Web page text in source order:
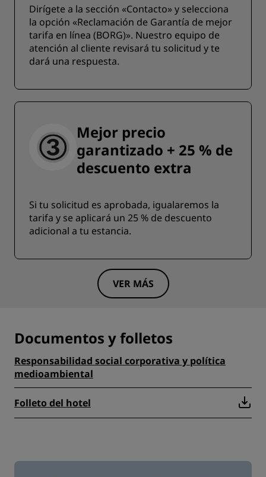
Dirígete a la sección «Contacto» y selecciona
la opción «Reclamación de Garantía de mejor
tarifa en línea (BORG)». Nuestro equipo de
atención al cliente revisará tu solicitud y te
dará una respuesta.
Mejor precio
garantizado + 25 % de
descuento extra
Si tu solicitud es aprobada, igualaremos la
tarifa y se aplicará un 25 % de descuento
adicional a tu estancia.
VER MÁS
Documentos y folletos
Responsabilidad social corporativa y política
medioambiental
Folleto del hotel